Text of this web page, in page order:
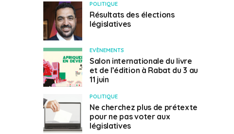
POLITIQUE
Résultats des élections
législatives
EVÈNEMENTS
Salon internationale du livre
et de l’édition à Rabat du 3 au
11 juin
POLITIQUE
Ne cherchez plus de prétexte
pour ne pas voter aux
législatives